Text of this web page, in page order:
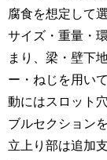
腐食を想定して
サイズ・重量・
まり、梁・壁下
ー・ねじを用い
動にはスロット
ブルセクション
立上り部は追加